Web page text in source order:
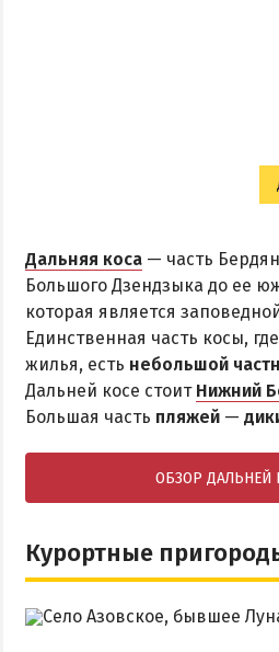
Дальняя коса — часть
Большого Дзендзыка до ее
которая является
Единственная часть косы,
жилья, есть небольшой
Дальней косе стоит Нижний
Большая часть пляжей —
ОБЗОР ДАЛЬНЕЙ
Курортные